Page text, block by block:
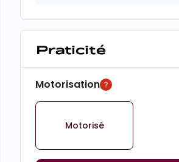
Praticité
Motorisation
Motorisé